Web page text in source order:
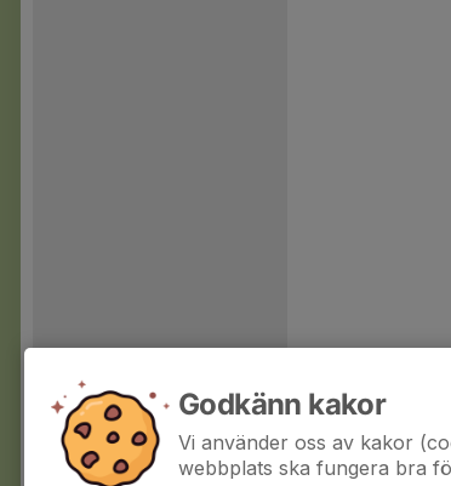
Godkänn kakor
Vi använder oss av kakor
webbplats ska fungera bra